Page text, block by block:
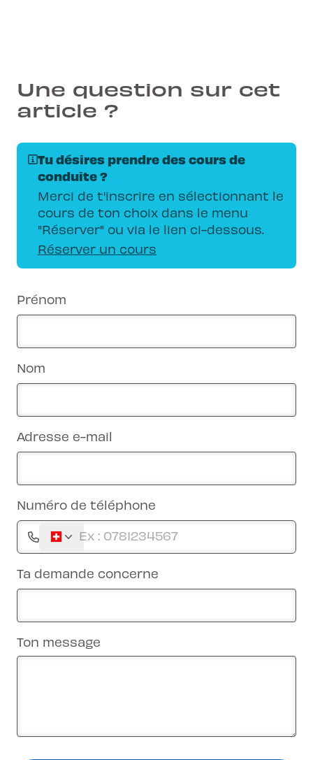
Une question sur cet
article ?
Tu désires prendre des cours de
conduite ?
Merci de t'inscrire en sélectionnant le
cours de ton choix dans le menu
"Réserver" ou via le lien ci-dessous.
Réserver un cours
Prénom
Nom
Adresse e-mail
Numéro de téléphone
Ta demande concerne
Ton message